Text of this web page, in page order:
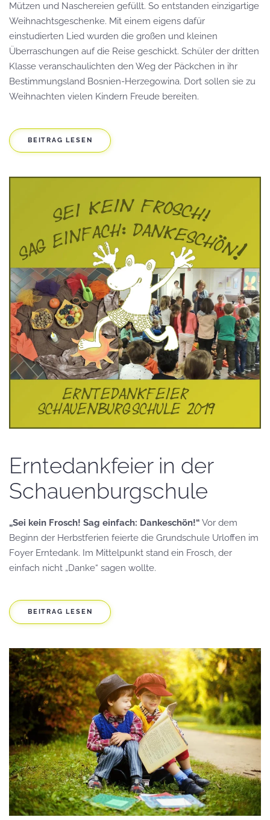
Mützen und Naschereien gefüllt. So entstanden einzigartige
Weihnachtsgeschenke. Mit einem eigens dafür
einstudierten Lied wurden die großen und kleinen
Überraschungen auf die Reise geschickt. Schüler der dritten
Klasse veranschaulichten den Weg der Päckchen in ihr
Bestimmungsland Bosnien-Herzegowina. Dort sollen sie zu
Weihnachten vielen Kindern Freude bereiten.
BEITRAG LESEN
Erntedankfeier in der
Schauenburgschule
„Sei kein Frosch! Sag einfach: Dankeschön!“ Vor dem
Beginn der Herbstferien feierte die Grundschule Urloffen im
Foyer Erntedank. Im Mittelpunkt stand ein Frosch, der
einfach nicht „Danke“ sagen wollte.
BEITRAG LESEN